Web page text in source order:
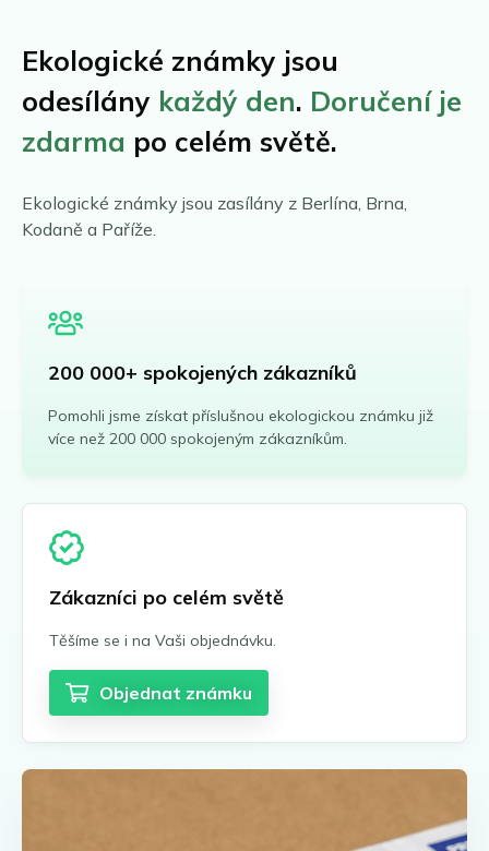
Ekologické známky jsou
odesílány každý den. Doručení je
zdarma po celém světě.
Ekologické známky jsou zasílány z Berlína, Brna,
Kodaně a Paříže.
200 000+ spokojených zákazníků
Pomohli jsme získat příslušnou ekologickou známku již
více než 200 000 spokojeným zákazníkům.
Zákazníci po celém světě
Těšíme se i na Vaši objednávku.
Objednat známku